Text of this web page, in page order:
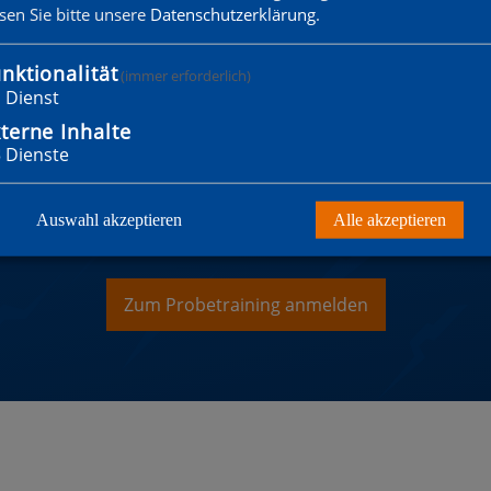
WILLST MITGLIED
Zum Probetraining anmelden
Sie bitte unsere Datenschutzerklärung.
(immer erforderlich)
Dienst
Inhalte
Dienste
Auswahl akzeptieren Alle akzeptieren